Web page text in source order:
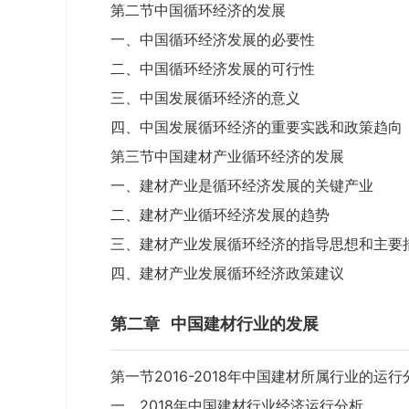
第二节中国循环经济的发展
一、中国循环经济发展的必要性
二、中国循环经济发展的可行性
三、中国发展循环经济的意义
四、中国发展循环经济的重要实践和政策趋向
第三节中国建材产业循环经济的发展
一、建材产业是循环经济发展的关键产业
二、建材产业循环经济发展的趋势
三、建材产业发展循环经济的指导思想和主要
四、建材产业发展循环经济政策建议
第二章 中国建材行业的发展
第一节2016-2018年中国建材所属行业的运行
一、2018年中国建材行业经济运行分析